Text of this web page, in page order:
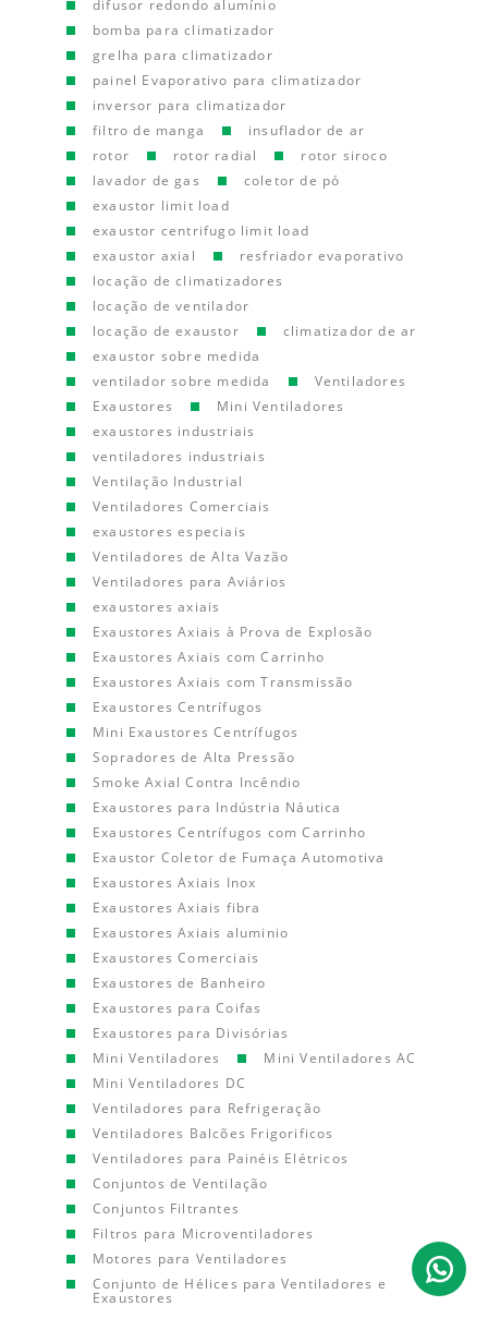
difusor redondo alumínio
bomba para climatizador
grelha para climatizador
painel Evaporativo para climatizador
inversor para climatizador
filtro de manga
insuflador de ar
rotor
rotor radial
rotor siroco
lavador de gas
coletor de pó
exaustor limit load
exaustor centrifugo limit load
exaustor axial
resfriador evaporativo
locação de climatizadores
locação de ventilador
locação de exaustor
climatizador de ar
exaustor sobre medida
ventilador sobre medida
Ventiladores
Exaustores
Mini Ventiladores
exaustores industriais
ventiladores industriais
Ventilação Industrial
Ventiladores Comerciais
exaustores especiais
Ventiladores de Alta Vazão
Ventiladores para Aviários
exaustores axiais
Exaustores Axiais à Prova de Explosão
Exaustores Axiais com Carrinho
Exaustores Axiais com Transmissão
Exaustores Centrífugos
Mini Exaustores Centrífugos
Sopradores de Alta Pressão
Smoke Axial Contra Incêndio
Exaustores para Indústria Náutica
Exaustores Centrífugos com Carrinho
Exaustor Coletor de Fumaça Automotiva
Exaustores Axiais Inox
Exaustores Axiais fibra
Exaustores Axiais aluminio
Exaustores Comerciais
Exaustores de Banheiro
Exaustores para Coifas
Exaustores para Divisórias
Mini Ventiladores
Mini Ventiladores AC
Mini Ventiladores DC
Ventiladores para Refrigeração
Ventiladores Balcões Frigorificos
Ventiladores para Painéis Elétricos
Conjuntos de Ventilação
Conjuntos Filtrantes
Filtros para Microventiladores
Motores para Ventiladores
Conjunto de Hélices para Ventiladores e
Exaustores